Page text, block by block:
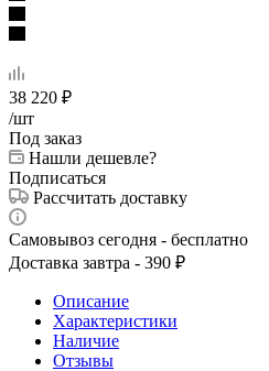
38 220 ₽
/шт
Под заказ
Нашли дешевле?
Подписаться
Рассчитать доставку
Самовывоз сегодня - бесплатно
Доставка завтра - 390 ₽
Описание
Характеристики
Наличие
Отзывы